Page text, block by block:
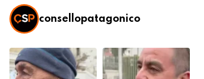
consellopatagonico